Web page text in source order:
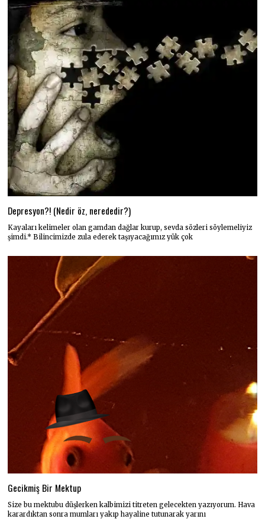
Depresyon?! (Nedir öz, nerededir?)
Kayaları kelimeler olan gamdan dağlar kurup, sevda sözleri söylemeliyiz
şimdi.* Bilincimizde zula ederek taşıyacağımız yük çok
Gecikmiş Bir Mektup
Size bu mektubu düşlerken kalbimizi titreten gelecekten yazıyorum. Hava
karardıktan sonra mumları yakıp hayaline tutunarak yarını